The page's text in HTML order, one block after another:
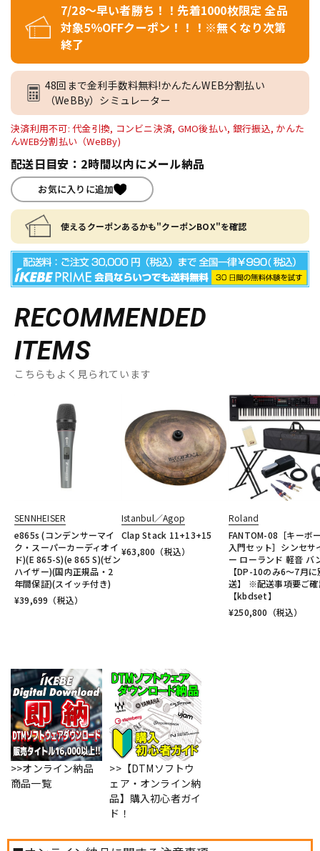
7/28～早い者勝ち！！先着1000枚限定 全品
対象5％OFFクーポン！！！※無くなり次第
終了
48回まで金利手数料無料!かんたんWEB分割払い
（WeBBy）シミュレーター
決済利用不可: 代金引換, コンビニ決済, GMO後払い, 銀行振込, かんた
んWEB分割払い（WeBBy)
配送日目安：2時間以内にメール納品
お気に入りに追加
使えるクーポンあるかも"クーポンBOX"を確認
RECOMMENDED
ITEMS
こちらもよく見られています
SENNHEISER
e865s (コンデンサーマイ
ク・スーパーカーディオイ
ド)(E 865-S)(e 865 S)(ゼン
ハイザー)(国内正規品・2
年間保証)(スイッチ付き)
¥39,699 （税込）
Istanbul／Agop
Clap Stack 11+13+15
¥63,800 （税込）
Roland
FANTOM-08［キーボ
入門セット］シンセサ
ー ローランド 軽音 バ
【DP-10のみ6～7月に
送】 ※配送事項要ご確
【kbdset】
¥250,800 （税込）
>>オンライン納品
商品一覧
>>【DTMソフトウ
ェア・オンライン納
品】購入初心者ガイ
ド！